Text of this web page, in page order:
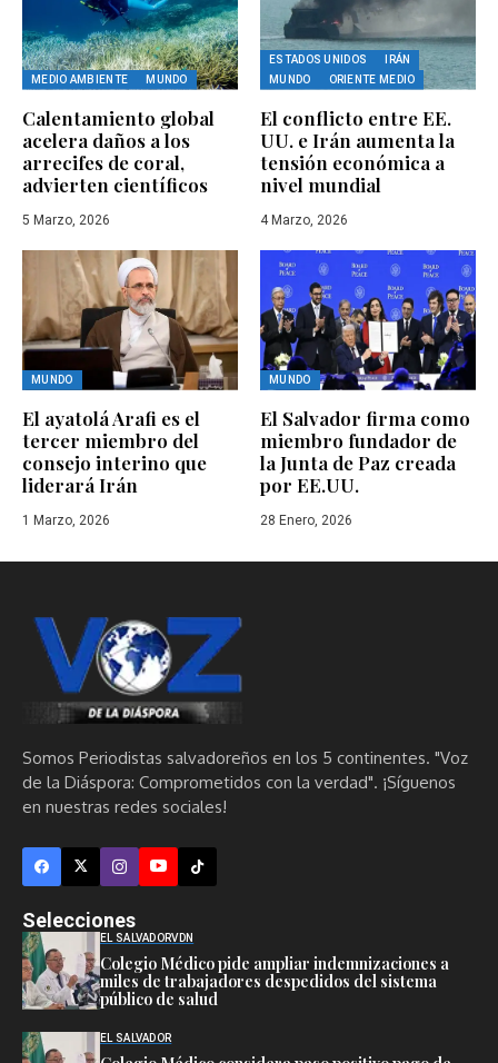
MEDIO AMBIENTE MUNDO
Calentamiento global
acelera daños a los
arrecifes de coral,
advierten científicos
5 Marzo, 2026
ESTADOS UNIDOS
IRÁN
MUNDO
ORIENTE MEDIO
El conflicto entre EE.
UU. e Irán aumenta la
tensión económica a
nivel mundial
4 Marzo, 2026
MUNDO
El ayatolá Arafi es el
tercer miembro del
consejo interino que
liderará Irán
1 Marzo, 2026
MUNDO
El Salvador firma como
miembro fundador de
la Junta de Paz creada
por EE.UU.
28 Enero, 2026
Somos Periodistas salvadoreños en los 5 continentes. "Voz
de la Diáspora: Comprometidos con la verdad". ¡Síguenos
en nuestras redes sociales!
Selecciones
EL SALVADORVDN
Colegio Médico pide ampliar indemnizaciones a
miles de trabajadores despedidos del sistema
público de salud
EL SALVADOR